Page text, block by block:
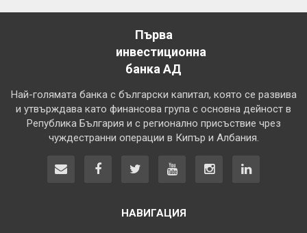
Първа
инвестиционна
банка АД
Най-голямата банка с български капитал, която се развива
и утвърждава като финансова група с основна дейност в
Република България и с регионално присъствие чрез
чуждестранни операции в Кипър и Албания.
НАВИГАЦИЯ